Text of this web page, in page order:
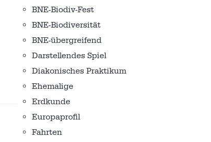
BNE-Biodiv-Fest
BNE-Biodiversität
BNE-übergreifend
Darstellendes Spiel
Diakonisches Praktikum
Ehemalige
Erdkunde
Europaprofil
Fahrten